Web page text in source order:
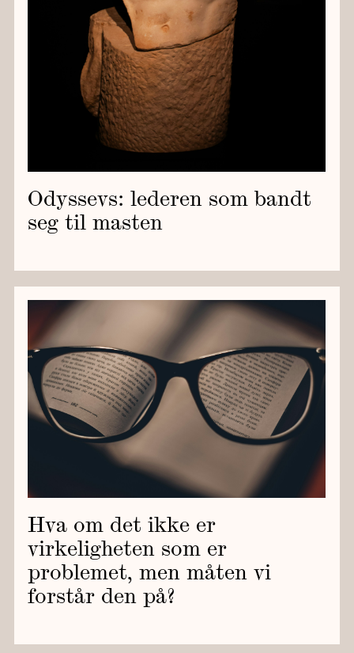
Odyssevs: lederen som bandt
seg til masten
Hva om det ikke er
virkeligheten som er
problemet, men måten vi
forstår den på?